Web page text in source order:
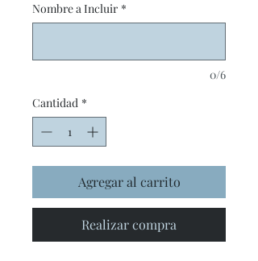
Nombre a Incluir *
0/6
Cantidad *
Agregar al carrito
Realizar compra